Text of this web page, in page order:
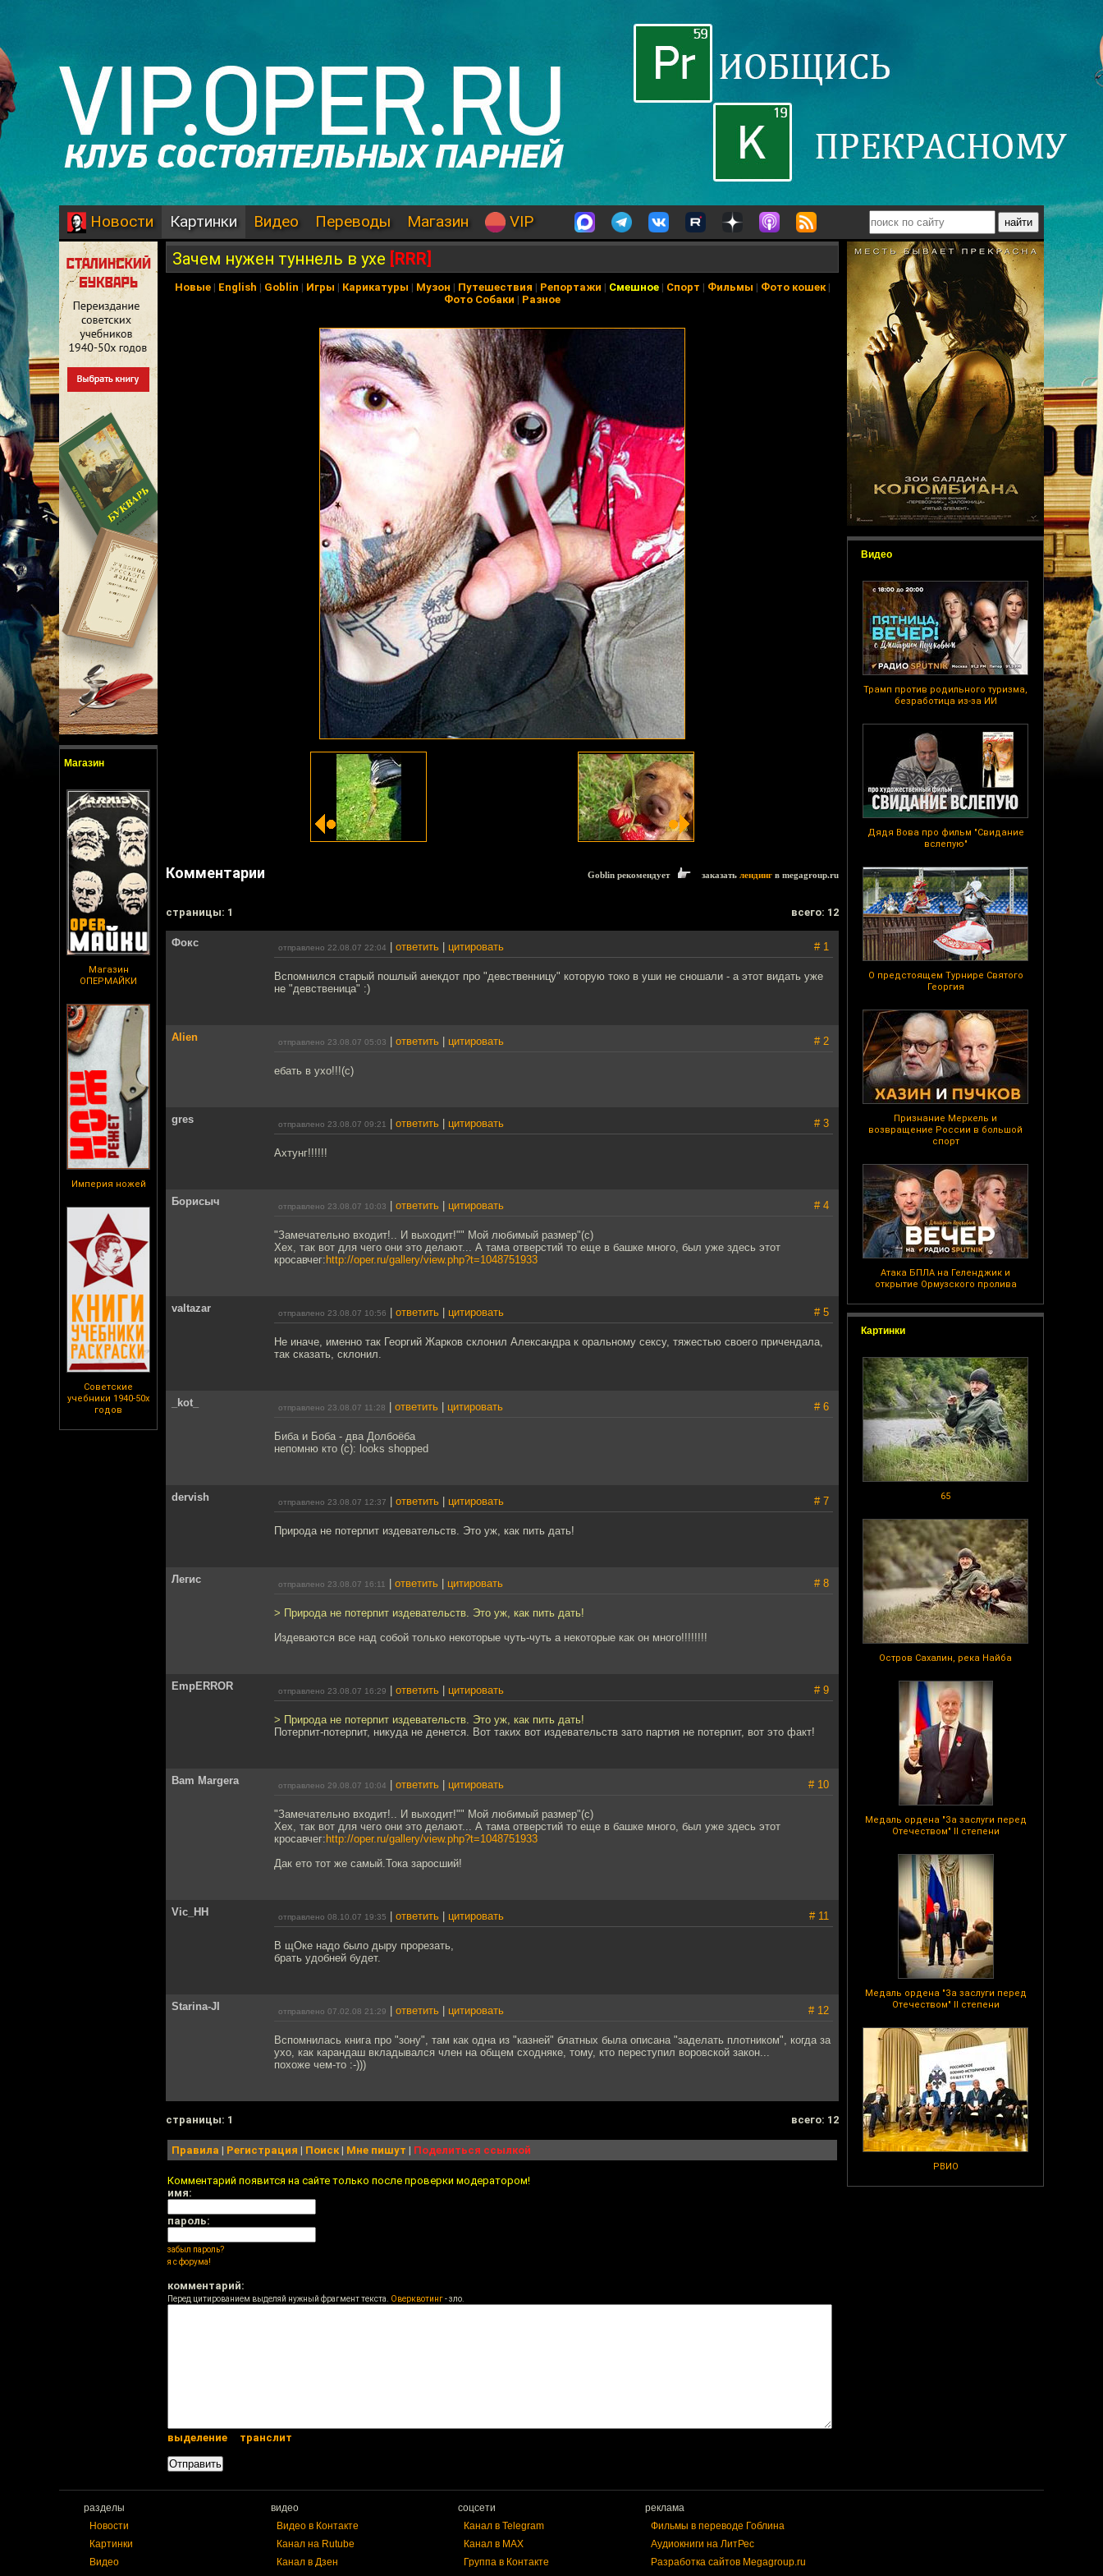
Новости Картинки Видео Переводы Магазин VIP
Магазин
Магазин
ОПЕРМАЙКИ
Империя ножей
Советские
учебники 1940-50х
годов
Видео
Трамп против родильного туризма,
безработица из-за ИИ
Дядя Вова про фильм "Свидание
вслепую"
О предстоящем Турнире Святого
Георгия
Признание Меркель и
возвращение России в большой
спорт
Атака БПЛА на Геленджик и
открытие Ормузского пролива
Картинки
65
Остров Сахалин, река Найба
Медаль ордена "За заслуги перед
Отечеством" II степени
Медаль ордена "За заслуги перед
Отечеством" II степени
РВИО
Зачем нужен туннель в ухе [RRR]
Новые| English | Goblin | Игры | Карикатуры | Музон | Путешествия | Репортажи | Смешное| Спорт | Фильмы | Фото кошек|
Фото Собаки | Разное
Комментарии Goblin рекомендует заказать лендинг в megagroup.ru
cтраницы: 1 всего: 12
Фокс отправлено 22.08.07 22:04 ответить цитировать # 1
Вспомнился старый пошлый анекдот про "девственницу" которую токо в уши не сношали - а этот видать уже
не "девственица" :)
Alien отправлено 23.08.07 05:03 ответить цитировать # 2
ебать в ухо!!!(с)
gres отправлено 23.08.07 09:21 ответить цитировать # 3
Ахтунг!!!!!!
Борисыч отправлено 23.08.07 10:03 ответить цитировать # 4
"Замечательно входит!.. И выходит!"" Мой любимый размер"(с)
Хех, так вот для чего они это делают... А тама отверстий то еще в башке много, был уже здесь этот
кросавчег: http://oper.ru/gallery/view.php?t=1048751933
valtazar отправлено 23.08.07 10:56 ответить цитировать # 5
Не иначе, именно так Георгий Жарков склонил Александра к оральному сексу, тяжестью своего причендала,
так сказать, склонил.
_kot_ отправлено 23.08.07 11:28 ответить цитировать # 6
Биба и Боба - два Долбоёба
непомню кто (c): looks shopрed
dervish отправлено 23.08.07 12:37 ответить цитировать # 7
Природа не потерпит издевательств. Это уж, как пить дать!
Легис отправлено 23.08.07 16:11 ответить цитировать # 8
> Природа не потерпит издевательств. Это уж, как пить дать!
Издеваются все над собой только некоторые чуть-чуть а некоторые как он много!!!!!!!!
EmpERROR отправлено 23.08.07 16:29 ответить цитировать # 9
> Природа не потерпит издевательств. Это уж, как пить дать!
Потерпит-потерпит, никуда не денется. Вот таких вот издевательств зато партия не потерпит, вот это факт!
Bam Margera отправлено 29.08.07 10:04 ответить цитировать # 10
"Замечательно входит!.. И выходит!"" Мой любимый размер"(с)
Хех, так вот для чего они это делают... А тама отверстий то еще в башке много, был уже здесь этот
кросавчег: http://oper.ru/gallery/view.php?t=1048751933
Дак ето тот же самый.Тока заросший!
Vic_НН отправлено 08.10.07 19:35 ответить цитировать # 11
В щОке надо было дыру прорезать,
брать удобней будет.
Starina-JI отправлено 07.02.08 21:29 ответить цитировать # 12
Вспомнилась книга про "зону", там как одна из "казней" блатных была описана "заделать плотником", когда за
ухо, как карандаш вкладывался член на общем сходняке, тому, кто переступил воровской закон...
похоже чем-то :-)))
cтраницы: 1 всего: 12
Правила | Регистрация | Поиск| Мне пишут | Поделиться ссылкой
Комментарий появится на сайте только после проверки модератором!
имя:
пароль:
забыл пароль?
я с форума!
комментарий:
Перед цитированием выделяй нужный фрагмент текста. Оверквотинг- зло.
выделение транслит
разделы
Новости
Картинки
Видео
видео
Видео в Контакте
Канал на Rutube
Канал в Дзен
соцсети
Канал в Telegram
Канал в MAX
Группа в Контакте
реклама
Фильмы в переводе Гоблина
Аудиокниги на ЛитРес
Разработка сайтов Megagroup.ru